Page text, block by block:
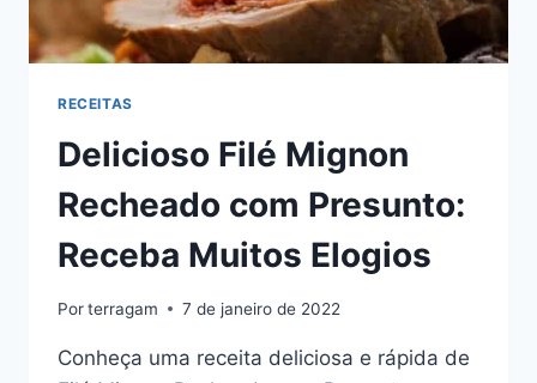
RECEITAS
Delicioso Filé Mignon
Recheado com Presunto:
Receba Muitos Elogios
Porterragam 7 de janeiro de 2022
Conheça uma receita deliciosa e rápida de